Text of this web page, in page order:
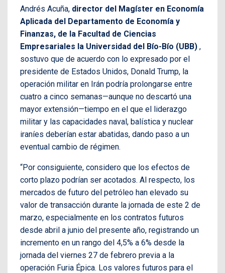
Andrés Acuña, director del Magíster en Economía
Aplicada del Departamento de Economía y
Finanzas, de la Facultad de Ciencias
Empresariales la Universidad del Bío-Bío (UBB) ,
sostuvo que de acuerdo con lo expresado por el
presidente de Estados Unidos, Donald Trump, la
operación militar en Irán podría prolongarse entre
cuatro a cinco semanas—aunque no descartó una
mayor extensión—tiempo en el que el liderazgo
militar y las capacidades naval, balística y nuclear
iraníes deberían estar abatidas, dando paso a un
eventual cambio de régimen.
“Por consiguiente, considero que los efectos de
corto plazo podrían ser acotados. Al respecto, los
mercados de futuro del petróleo han elevado su
valor de transacción durante la jornada de este 2 de
marzo, especialmente en los contratos futuros
desde abril a junio del presente año, registrando un
incremento en un rango del 4,5% a 6% desde la
jornada del viernes 27 de febrero previa a la
operación Furia Épica. Los valores futuros para el